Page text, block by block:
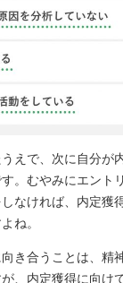
えで、次に自分が
。むやみにエント
なければ、内定獲
ね。
き合うことは、精
、内定獲得に向け